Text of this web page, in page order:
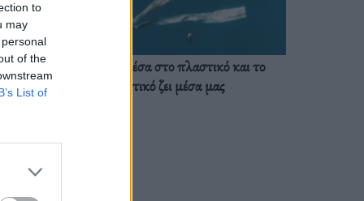
to
may
of the
List of
Ζούμε ήδη μέσα στο πλαστικό και το
πλαστικό ζει μέσα μας